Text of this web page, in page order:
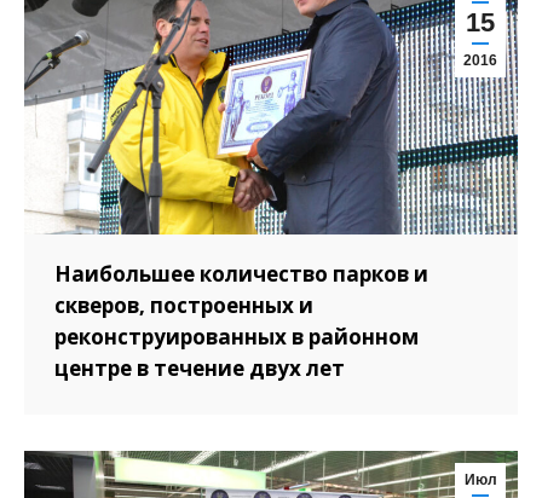
15
2016
Наибольшее количество парков и
скверов, построенных и
реконструированных в районном
центре в течение двух лет
Июл